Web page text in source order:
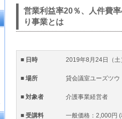
営業利益率20％、人件費
り事業とは
■ 日時 2019年8月24日（
■ 場所 貸会議室ユーズツウ
■ 対象者 介護事業経営者
■ 受講料 一般価格：2,000